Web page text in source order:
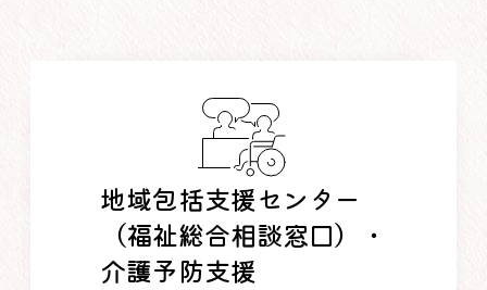
地域包括支援センター
（福祉総合相談窓口）・
介護予防支援